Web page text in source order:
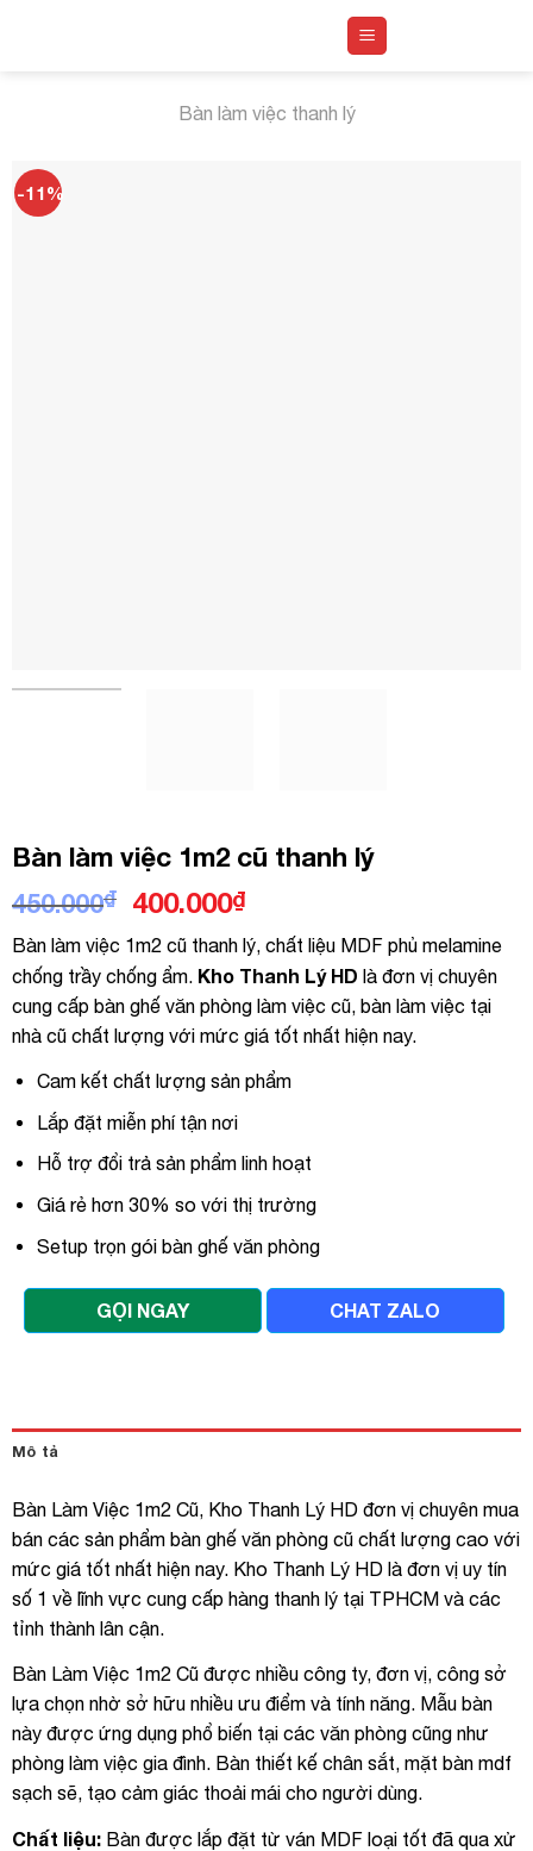
Bàn làm việc thanh lý
-11%
Bàn làm việc 1m2 cũ thanh lý
450.000₫
Giá
gốc
là:
450.000₫.
400.000₫Giá
hiện
tại
là:
400.000₫.
Bàn làm việc 1m2 cũ thanh lý, chất liệu MDF phủ melamine
chống trầy chống ẩm. Kho Thanh Lý HD là đơn vị chuyên
cung cấp bàn ghế văn phòng làm việc cũ, bàn làm việc tại
nhà cũ chất lượng với mức giá tốt nhất hiện nay.
Cam kết chất lượng sản phẩm
Lắp đặt miễn phí tận nơi
Hỗ trợ đổi trả sản phẩm linh hoạt
Giá rẻ hơn 30% so với thị trường
Setup trọn gói bàn ghế văn phòng
GỌI NGAY CHAT ZALO
Mô tả
Bàn Làm Việc 1m2 Cũ, Kho Thanh Lý HD đơn vị chuyên mua
bán các sản phẩm bàn ghế văn phòng cũ chất lượng cao với
mức giá tốt nhất hiện nay. Kho Thanh Lý HD là đơn vị uy tín
số 1 về lĩnh vực cung cấp hàng thanh lý tại TPHCM và các
tỉnh thành lân cận.
Bàn Làm Việc 1m2 Cũ được nhiều công ty, đơn vị, công sở
lựa chọn nhờ sở hữu nhiều ưu điểm và tính năng. Mẫu bàn
này được ứng dụng phổ biến tại các văn phòng cũng như
phòng làm việc gia đình. Bàn thiết kế chân sắt, mặt bàn mdf
sạch sẽ, tạo cảm giác thoải mái cho người dùng.
Chất liệu: Bàn được lắp đặt từ ván MDF loại tốt đã qua xử